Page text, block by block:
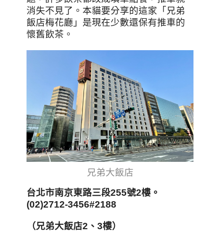
消失不見了。本貓要分享的這家「兄弟
飯店梅花廳」是現在少數還保有推車的
懷舊飲茶。
兄弟大飯店
台北市南京東路三段255號2樓。
(02)2712-3456#2188
（兄弟大飯店2、3樓）